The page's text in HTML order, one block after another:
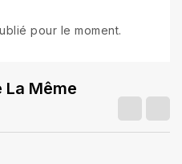
pour le moment.
La Même